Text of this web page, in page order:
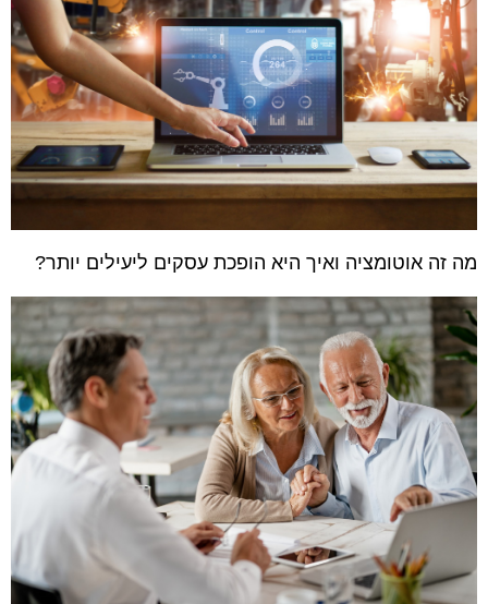
מה זה אוטומציה ואיך היא הופכת עסקים ליעילים יותר?